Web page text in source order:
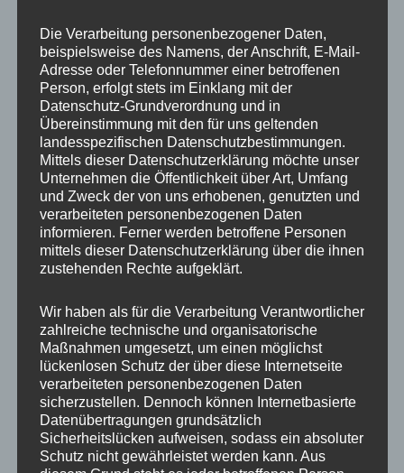
MP Mario Porten
Beratung
Training
Coaching
NEWS ABONNIEREN?
Your email:
Die Verarbeitung personenbezogener Daten,
beispielsweise des Namens, der Anschrift, E-Mail-
Adresse oder Telefonnummer einer betroffenen
Person, erfolgt stets im Einklang mit der
Datenschutz-Grundverordnung und in
Übereinstimmung mit den für uns geltenden
landesspezifischen Datenschutzbestimmungen.
Mittels dieser Datenschutzerklärung möchte unser
Unternehmen die Öffentlichkeit über Art, Umfang
und Zweck der von uns erhobenen, genutzten und
verarbeiteten personenbezogenen Daten
informieren. Ferner werden betroffene Personen
mittels dieser Datenschutzerklärung über die ihnen
zustehenden Rechte aufgeklärt.
Wir haben als für die Verarbeitung Verantwortlicher
zahlreiche technische und organisatorische
Maßnahmen umgesetzt, um einen möglichst
lückenlosen Schutz der über diese Internetseite
verarbeiteten personenbezogenen Daten
sicherzustellen. Dennoch können Internetbasierte
Datenübertragungen grundsätzlich
Sicherheitslücken aufweisen, sodass ein absoluter
Schutz nicht gewährleistet werden kann. Aus